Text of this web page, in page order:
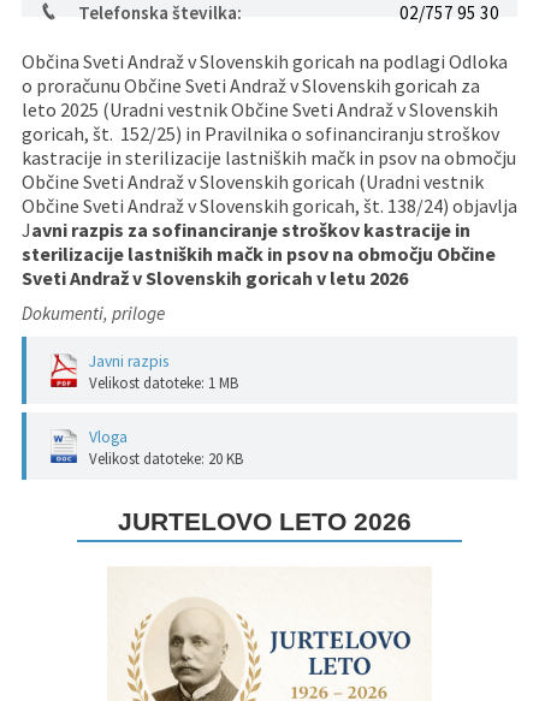
Telefonska številka:
02/757 95 30
Občina Sveti Andraž v Slovenskih goricah na podlagi Odloka
o proračunu Občine Sveti Andraž v Slovenskih goricah za
leto 2025 (Uradni vestnik Občine Sveti Andraž v Slovenskih
goricah, št. 152/25) in Pravilnika o sofinanciranju stroškov
kastracije in sterilizacije lastniških mačk in psov na območju
Občine Sveti Andraž v Slovenskih goricah (Uradni vestnik
Občine Sveti Andraž v Slovenskih goricah, št. 138/24) objavlja
Javni razpis za sofinanciranje stroškov kastracije in
sterilizacije lastniških mačk in psov na območju Občine
Sveti Andraž v Slovenskih goricah v letu 2026
Dokumenti, priloge
Javni razpis
Velikost datoteke: 1 MB
Vloga
Velikost datoteke: 20 KB
JURTELOVO LETO 2026